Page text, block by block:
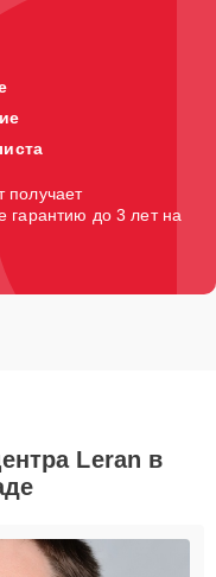
получает
гарантию до 3 лет на
Leran в